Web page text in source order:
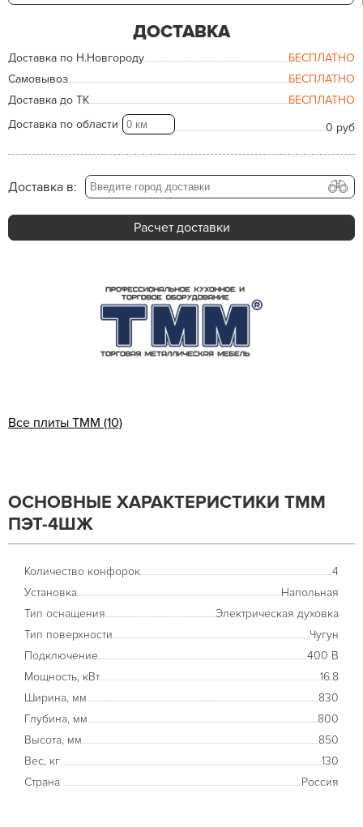
ДОСТАВКА
Доставка по Н.Новгороду
БЕСПЛАТНО
Самовывоз
БЕСПЛАТНО
Доставка до ТК
БЕСПЛАТНО
Доставка по области
0 руб
Доставка в:
Расчет доставки
Все плиты ТММ (10)
ОСНОВНЫЕ ХАРАКТЕРИСТИКИ ТММ
ПЭТ-4ШЖ
Количество конфорок
4
Установка
Напольная
Тип оснащения
Электрическая духовка
Тип поверхности
Чугун
Подключение
400 В
Мощность, кВт
16.8
Ширина, мм
830
Глубина, мм
800
Высота, мм
850
Вес, кг
130
Страна
Россия